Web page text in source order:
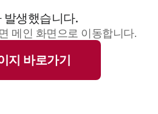
발생했습니다.
메인 화면으로 이동합니다.
지 바로가기